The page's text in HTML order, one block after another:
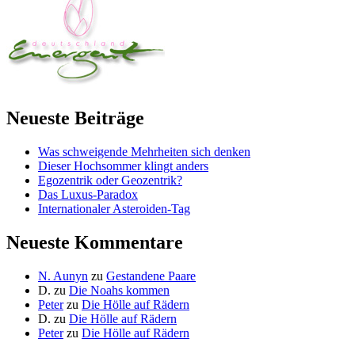
Neueste Beiträge
Was schweigende Mehrheiten sich denken
Dieser Hochsommer klingt anders
Egozentrik oder Geozentrik?
Das Luxus-Paradox
Internationaler Asteroiden-Tag
Neueste Kommentare
N. Aunyn zu Gestandene Paare
D. zu Die Noahs kommen
Peterzu Die Hölle auf Rädern
D. zu Die Hölle auf Rädern
Peterzu Die Hölle auf Rädern